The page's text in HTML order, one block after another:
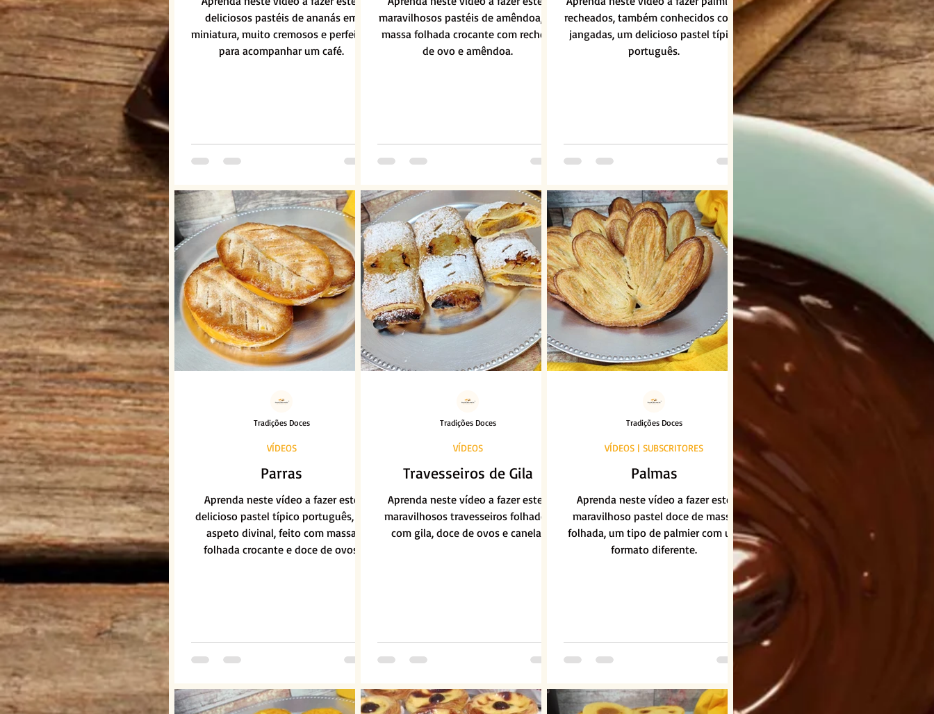
deliciosos pastéis de ananás em
miniatura, muito cremosos e perfeitos
para acompanhar um café.
maravilhosos pastéis de amêndoa, de
massa folhada crocante com recheio
de ovo e amêndoa.
recheados, também conhecidos como
jangadas, um delicioso pastel típico
português.
Parras
Aprenda neste vídeo a fazer este
delicioso pastel típico português, de
aspeto divinal, feito com massa
folhada crocante e doce de ovos.
VÍDEOS
Tradições Doces
Travesseiros de Gila
Aprenda neste vídeo a fazer estes
maravilhosos travesseiros folhados
com gila, doce de ovos e canela!
VÍDEOS
Tradições Doces
Palmas
Aprenda neste vídeo a fazer este
maravilhoso pastel doce de massa
folhada, um tipo de palmier com um
formato diferente.
VÍDEOS | SUBSCRITORES
Tradições Doces